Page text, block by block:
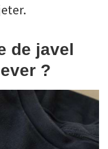
de javel
?